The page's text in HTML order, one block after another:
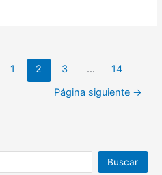
1 2 3 …
14
Página siguiente →
Buscar